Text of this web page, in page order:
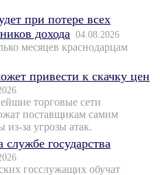
при потере всех
дохода 04.08.2026
месяцев краснодарцам
привести к скачку цен
торговые сети
поставщикам самим
из-за угрозы атак.
государства
госслужащих обучат